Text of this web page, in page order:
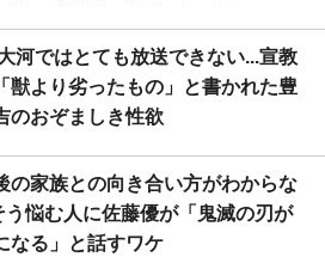
河ではとても放送できない...宣教
獣より劣ったもの」と書かれた豊
のおぞましき性欲
の家族との向き合い方がわからな
う悩む人に佐藤優が「鬼滅の刃が
なる」と話すワケ